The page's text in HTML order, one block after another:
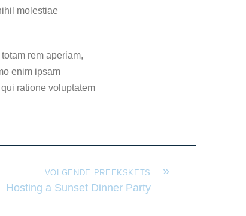
molestiae
rem aperiam,
enim ipsam
ratione voluptatem
»
VOLGENDE PREEKSKETS
Hosting a Sunset Dinner Party